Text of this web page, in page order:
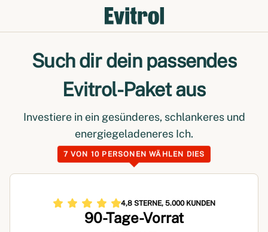
Such dir dein passendes
Evitrol-Paket aus
Investiere in ein gesünderes, schlankeres und
energiegeladeneres Ich.
7 VON 10 PERSONEN WÄHLEN DIES
4,8 STERNE, 5.000 KUNDEN
90-Tage-Vorrat